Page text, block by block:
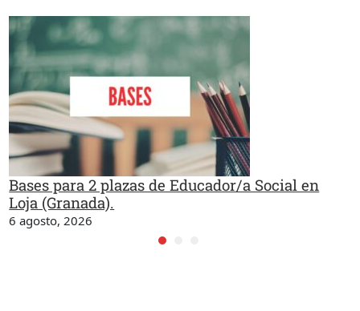
Bases para 2 plazas de Educador/a Social en
Loja (Granada).
6 agosto, 2026